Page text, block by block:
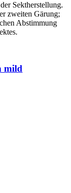
Sektherstellung.
zweiten Gärung;
Abstimmung
mild